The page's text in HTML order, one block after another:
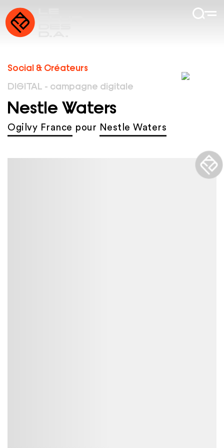
Social & Créateurs
DIGITAL - campagne digitale
Nestle Waters
Ogilvy France pour Nestle Waters